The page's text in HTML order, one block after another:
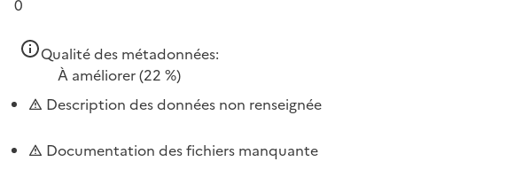
0
Qualité des métadonnées:
À améliorer(22 %)
Description des données non renseignée
Documentation des fichiers manquante